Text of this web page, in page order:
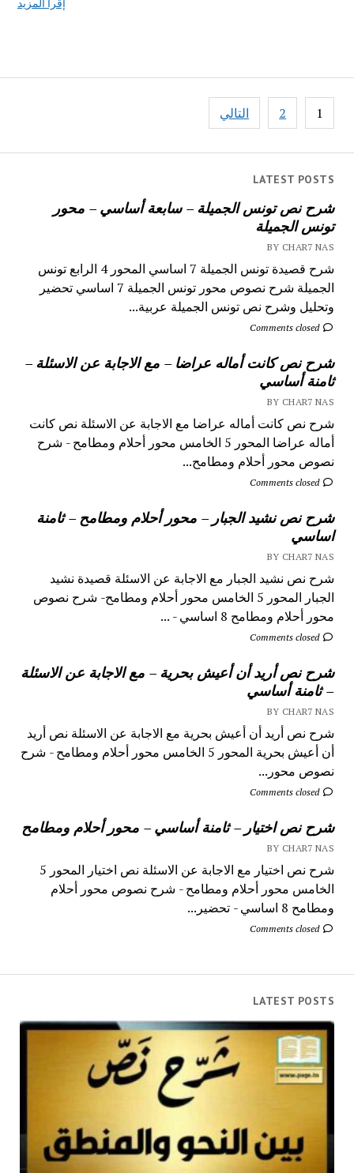
LATEST POSTS
شرح نص تونس الجميلة – سابعة أساسي – محور
تونس الجميلة
BY CHAR7 NAS
شرح قصيدة تونس الجميلة 7 اساسي المحور 4 الرابع تونس
الجميلة شرح نصوص محور تونس الجميلة 7 اساسي تحضير
وتحليل وشرح نص تونس الجميلة عربية...
Comments closed
شرح نص كانت أماله عراضا – مع الاجابة عن الاسئلة –
ثامنة أساسي
BY CHAR7 NAS
شرح نص كانت أماله عراضا مع الاجابة عن الاسئلة نص كانت
أماله عراضا المحور 5 الخامس محور أحلام ومطامح - شرح
نصوص محور أحلام ومطامح...
Comments closed
شرح نص نشيد الجبار – محور أحلام ومطامح – ثامنة
اساسي
BY CHAR7 NAS
شرح نص نشيد الجبار مع الاجابة عن الاسئلة قصيدة نشيد
الجبار المحور 5 الخامس محور أحلام ومطامح- شرح نصوص
محور أحلام ومطامح 8 اساسي - ...
Comments closed
شرح نص أريد أن أعيش بحرية – مع الاجابة عن الاسئلة
– ثامنة أساسي
BY CHAR7 NAS
شرح نص أريد أن أعيش بحرية مع الاجابة عن الاسئلة نص أريد
أن أعيش بحرية المحور 5 الخامس محور أحلام ومطامح - شرح
نصوص محور...
Comments closed
شرح نص اختيار – ثامنة أساسي – محور أحلام ومطامح
BY CHAR7 NAS
شرح نص اختيار مع الاجابة عن الاسئلة نص اختيار المحور 5
الخامس محور أحلام ومطامح - شرح نصوص محور أحلام
ومطامح 8 اساسي - تحضير...
Comments closed
تصفّح
المقالات
1
2 التالي
LATEST POSTS